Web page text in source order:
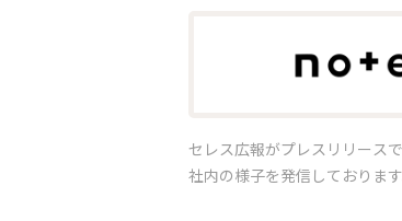
セレス広報がプレスリリース
社内の様子を発信しております